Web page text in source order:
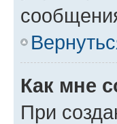
Как мне
При